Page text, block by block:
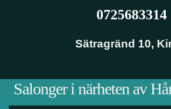
0725683314
Sätragränd 10,
Salonger i närheten av